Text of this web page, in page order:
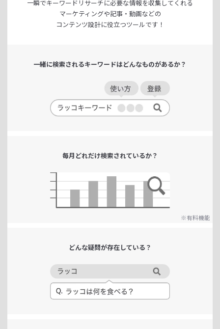
一瞬でキーワードリサーチに必要な情報を収集してくれる
マーケティングや記事・動画などの
コンテンツ設計に役立つツールです！
一緒に検索されるキーワードはどんなものがあるか？
毎月どれだけ検索されているか？
※有料機能
どんな疑問が存在している？